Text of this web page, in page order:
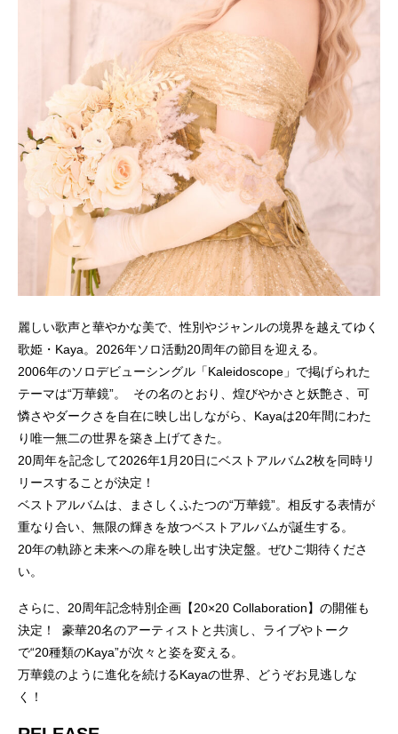
麗しい歌声と華やかな美で、性別やジャンルの境界を越えてゆく
歌姫・Kaya。2026年ソロ活動20周年の節目を迎える。
2006年のソロデビューシングル「Kaleidoscope」で掲げられた
テーマは“万華鏡”。 その名のとおり、煌びやかさと妖艶さ、可
憐さやダークさを自在に映し出しながら、Kayaは20年間にわた
り唯一無二の世界を築き上げてきた。
20周年を記念して2026年1月20日にベストアルバム2枚を同時リ
リースすることが決定！
ベストアルバムは、まさしくふたつの“万華鏡”。相反する表情が
重なり合い、無限の輝きを放つベストアルバムが誕生する。
20年の軌跡と未来への扉を映し出す決定盤。ぜひご期待くださ
い。
さらに、20周年記念特別企画【20×20 Collaboration】の開催も
決定！ 豪華20名のアーティストと共演し、ライブやトーク
で“20種類のKaya”が次々と姿を変える。
万華鏡のように進化を続けるKayaの世界、どうぞお見逃しな
く！